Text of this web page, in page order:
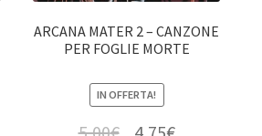
ARCANA MATER 2 – CANZONE
PER FOGLIE MORTE
IN OFFERTA!